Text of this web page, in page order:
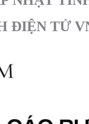
ĐIỆN TỬ